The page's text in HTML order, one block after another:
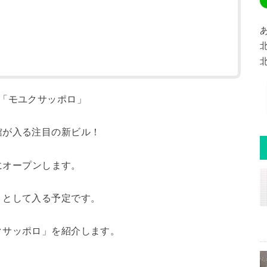
モユクサッポロ」
入る注目の新ビル！
ープンします。
して入る予定です。
ッポロ」を紹介します。